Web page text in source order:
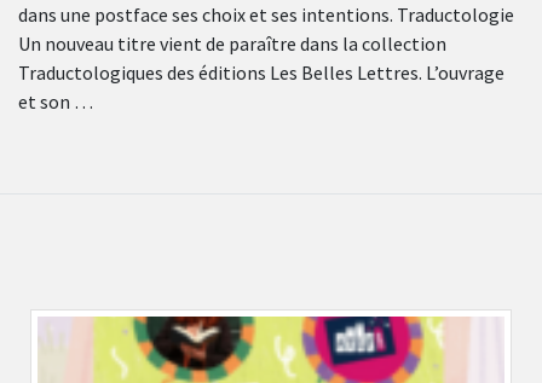
dans une postface ses choix et ses intentions. Traductologie
Un nouveau titre vient de paraître dans la collection
Traductologiques des éditions Les Belles Lettres. L’ouvrage
et son …